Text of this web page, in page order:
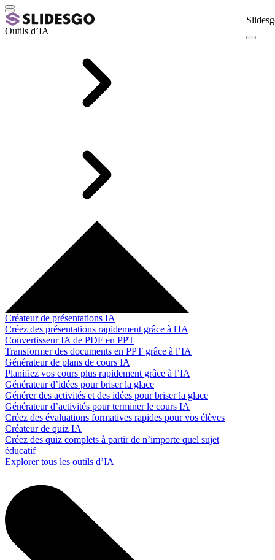
Outils d’IA
Créateur de présentations IA
Créez des présentations rapidement grâce à l'IA
Convertisseur IA de PDF en PPT
Transformer des documents en PPT grâce à l’IA
Générateur de plans de cours IA
Planifiez vos cours plus rapidement grâce à l’IA
Générateur d’idées pour briser la glace
Générer des activités et des idées pour briser la glace
Générateur d’activités pour terminer le cours IA
Créez des évaluations formatives rapides pour vos élèves
Créateur de quiz IA
Créez des quiz complets à partir de n’importe quel sujet
éducatif
Explorer tous les outils d’IA